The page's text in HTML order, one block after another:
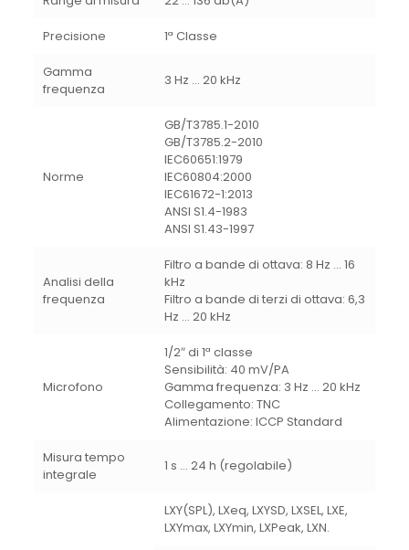
Precisione 1ª Classe
Gamma
frequenza
3 Hz … 20 kHz
Norme
GB/T3785.1-2010
GB/T3785.2-2010
IEC60651:1979
IEC60804:2000
IEC61672-1:2013
ANSI S1.4-1983
ANSI S1.43-1997
Analisi della
frequenza
Filtro a bande di ottava: 8 Hz … 16
kHz
Filtro a bande di terzi di ottava: 6,3
Hz … 20 kHz
Microfono
1/2″ di 1ª classe
Sensibilità: 40 mV/PA
Gamma frequenza: 3 Hz … 20 kHz
Collegamento: TNC
Alimentazione: ICCP Standard
Misura tempo
integrale
1 s … 24 h (regolabile)
LXY(SPL), LXeq, LXYSD, LXSEL, LXE,
LXYmax, LXYmin, LXPeak, LXN.